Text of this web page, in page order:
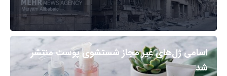
اسامی ژل‌های غیر مجاز شستشوی پوست منتشر
شد